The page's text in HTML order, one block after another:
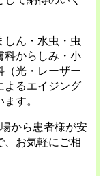
しん・水虫・虫
科からしみ・小
（光・レーザー
よるエイジング
す。
から患者様が安
、お気軽にご相